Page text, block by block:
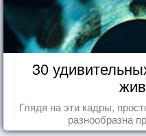
30
Глядя на эти кадры,
разнообразна